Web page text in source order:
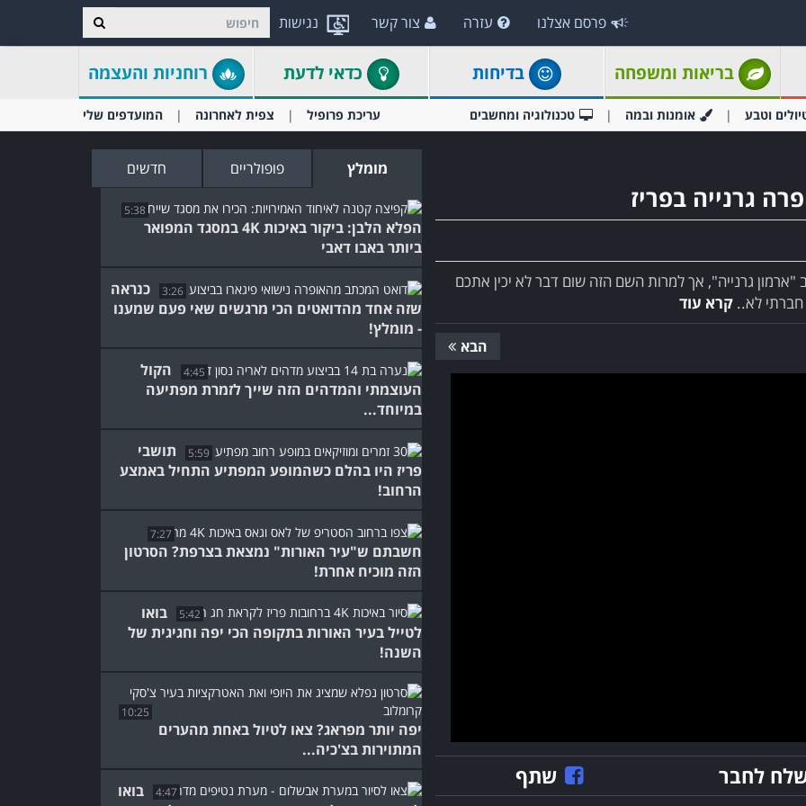
נגישות פרסם אצלנו עזרה צור קשר
בריאות ומשפחה בדיחות כדאי לדעת רוחניות והעצמה
וטבע אומנות ובמה טכנולוגיה ומחשבים עריכת פרופיל צפית לאחרונה המועדפים שלי
"ארמון גרנייה", אך למרות השם הזה שום דבר לא יכין אתכם
לא.. קרא עוד
הבא
לחבר שתף
מומלץ פופולריים חדשים
5:38
הפלא הלבן: ביקור באיכות 4K במסגד המפואר
ביותר באבו דאבי
3:26
כנראה
שזה אחד מהדואטים הכי מרגשים שאי פעם שמענו
- מומלץ!
4:45
הקול
העוצמתי והמדהים הזה שייך לזמרת מפתיעה
במיוחד...
5:59
תושבי
פריז היו בהלם כשהמופע המפתיע התחיל באמצע
הרחוב!
7:27
חשבתם ש"עיר האורות" נמצאת בצרפת? הסרטון
הזה מוכיח אחרת!
5:42
בואו
לטייל בעיר האורות בתקופה הכי יפה וחגיגית של
השנה!
10:25
יפה יותר מפראג? צאו לטיול באחת מהערים
המתוירות בצ'כיה...
4:47
בואו